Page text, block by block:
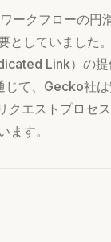
ークフローの円
としていました
Link）の提
て、Gecko社
エストプロセ
す。